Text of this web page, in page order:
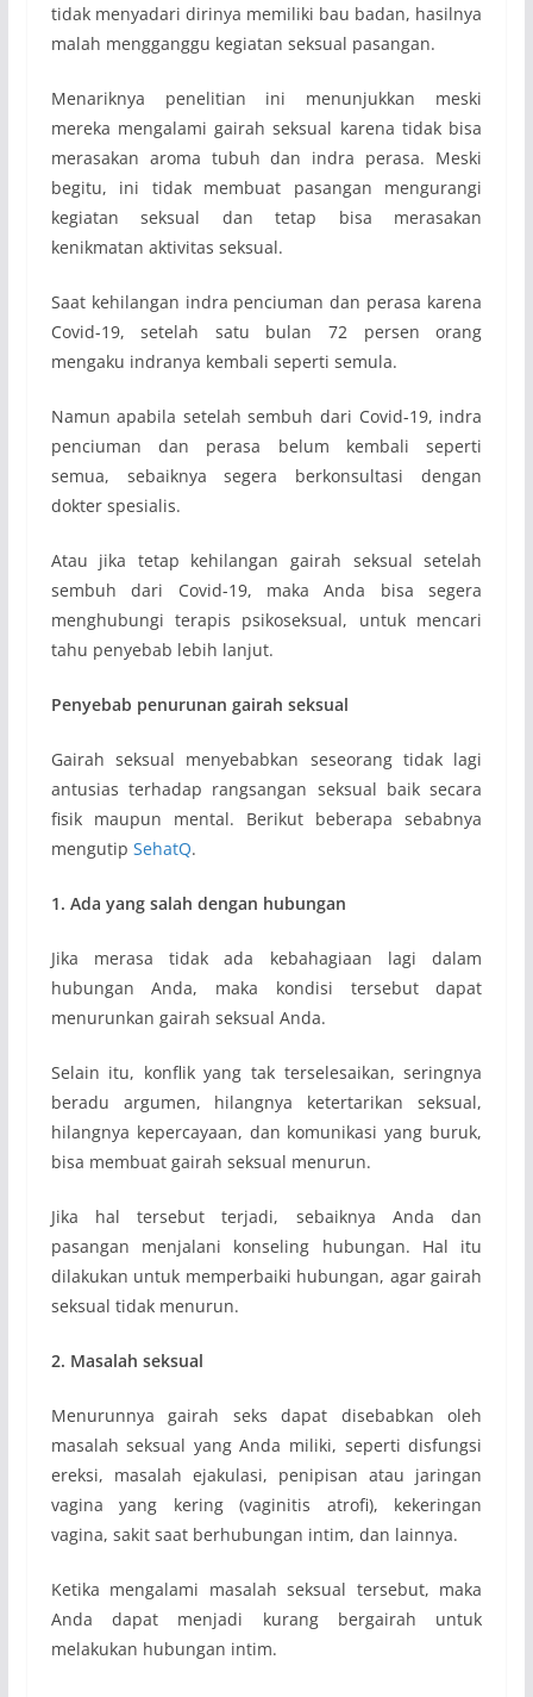
tidak menyadari dirinya memiliki bau badan, hasilnya
malah mengganggu kegiatan seksual pasangan.
Menariknya penelitian ini menunjukkan meski
mereka mengalami gairah seksual karena tidak bisa
merasakan aroma tubuh dan indra perasa. Meski
begitu, ini tidak membuat pasangan mengurangi
kegiatan seksual dan tetap bisa merasakan
kenikmatan aktivitas seksual.
Saat kehilangan indra penciuman dan perasa karena
Covid-19, setelah satu bulan 72 persen orang
mengaku indranya kembali seperti semula.
Namun apabila setelah sembuh dari Covid-19, indra
penciuman dan perasa belum kembali seperti
semua, sebaiknya segera berkonsultasi dengan
dokter spesialis.
Atau jika tetap kehilangan gairah seksual setelah
sembuh dari Covid-19, maka Anda bisa segera
menghubungi terapis psikoseksual, untuk mencari
tahu penyebab lebih lanjut.
Penyebab penurunan gairah seksual
Gairah seksual menyebabkan seseorang tidak lagi
antusias terhadap rangsangan seksual baik secara
fisik maupun mental. Berikut beberapa sebabnya
mengutip SehatQ.
1. Ada yang salah dengan hubungan
Jika merasa tidak ada kebahagiaan lagi dalam
hubungan Anda, maka kondisi tersebut dapat
menurunkan gairah seksual Anda.
Selain itu, konflik yang tak terselesaikan, seringnya
beradu argumen, hilangnya ketertarikan seksual,
hilangnya kepercayaan, dan komunikasi yang buruk,
bisa membuat gairah seksual menurun.
Jika hal tersebut terjadi, sebaiknya Anda dan
pasangan menjalani konseling hubungan. Hal itu
dilakukan untuk memperbaiki hubungan, agar gairah
seksual tidak menurun.
2. Masalah seksual
Menurunnya gairah seks dapat disebabkan oleh
masalah seksual yang Anda miliki, seperti disfungsi
ereksi, masalah ejakulasi, penipisan atau jaringan
vagina yang kering (vaginitis atrofi), kekeringan
vagina, sakit saat berhubungan intim, dan lainnya.
Ketika mengalami masalah seksual tersebut, maka
Anda dapat menjadi kurang bergairah untuk
melakukan hubungan intim.